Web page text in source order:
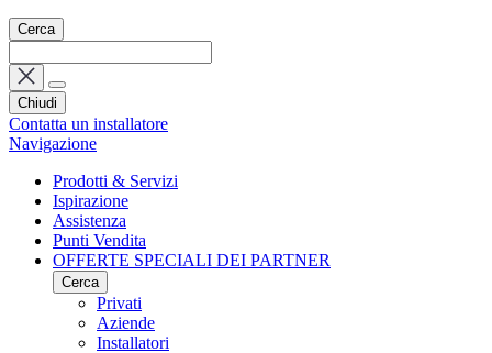
Cerca
Chiudi
Contatta un installatore
Navigazione
Prodotti & Servizi
Ispirazione
Assistenza
Punti Vendita
OFFERTE SPECIALI DEI PARTNER
Cerca
Privati
Aziende
Installatori